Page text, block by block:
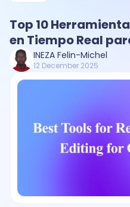
Top 10
en Tiempo Real
INEZA Felin-Michel
12 December 2025